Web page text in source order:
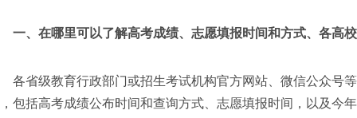
一、在哪里可以了解高考成绩、志愿填报时间和方式、各高
级教育行政部门或招生考试机构官方网站、微信公众号等
包括高考成绩公布时间和查询方式、志愿填报时间，以及今